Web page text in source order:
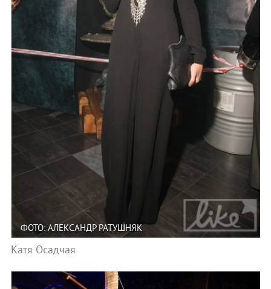
ФОТО: АЛЕКСАНДР РАТУШНЯК
Катя Осадчая